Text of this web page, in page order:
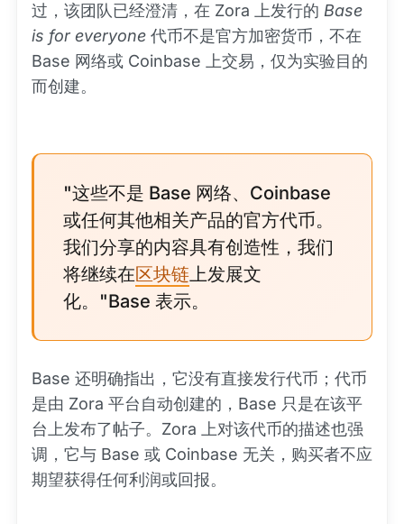
过，该团队已经澄清，在 Zora 上发行的 Base
is for everyone 代币不是官方加密货币，不在
Base 网络或 Coinbase 上交易，仅为实验目的
而创建。
"这些不是 Base 网络、Coinbase
或任何其他相关产品的官方代币。
我们分享的内容具有创造性，我们
将继续在区块链上发展文
化。"Base 表示。
Base 还明确指出，它没有直接发行代币；代币
是由 Zora 平台自动创建的，Base 只是在该平
台上发布了帖子。Zora 上对该代币的描述也强
调，它与 Base 或 Coinbase 无关，购买者不应
期望获得任何利润或回报。